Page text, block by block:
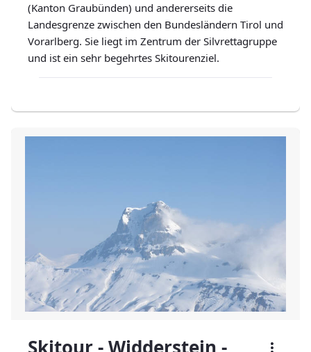
(Kanton Graubünden) und andererseits die
Landesgrenze zwischen den Bundesländern Tirol und
Vorarlberg. Sie liegt im Zentrum der Silvrettagruppe
und ist ein sehr begehrtes Skitourenziel.